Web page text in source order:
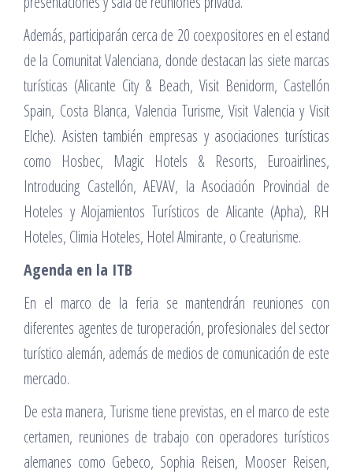
Además, participarán cerca de 20 coexpositores en el estand
de la Comunitat Valenciana, donde destacan las siete marcas
turísticas (Alicante City & Beach, Visit Benidorm, Castellón
Spain, Costa Blanca, Valencia Turisme, Visit Valencia y Visit
Elche). Asisten también empresas y asociaciones turísticas
como Hosbec, Magic Hotels & Resorts, Euroairlines,
Introducing Castellón, AEVAV, la Asociación Provincial de
Hoteles y Alojamientos Turísticos de Alicante (Apha), RH
Hoteles, Climia Hoteles, Hotel Almirante, o Creaturisme.
Agenda en la ITB
En el marco de la feria se mantendrán reuniones con
diferentes agentes de turoperación, profesionales del sector
turístico alemán, además de medios de comunicación de este
mercado.
De esta manera, Turisme tiene previstas, en el marco de este
certamen, reuniones de trabajo con operadores turísticos
alemanes como Gebeco, Sophia Reisen, Mooser Reisen,